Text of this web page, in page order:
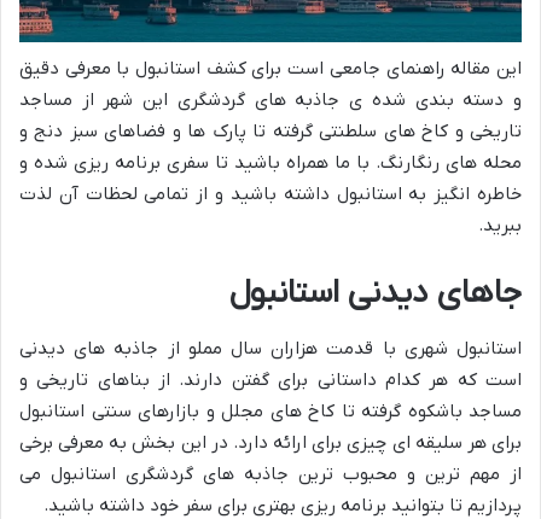
این مقاله راهنمای جامعی است برای کشف استانبول با معرفی دقیق
و دسته بندی شده ی جاذبه های گردشگری این شهر از مساجد
تاریخی و کاخ های سلطنتی گرفته تا پارک ها و فضاهای سبز دنج و
محله های رنگارنگ. با ما همراه باشید تا سفری برنامه ریزی شده و
خاطره انگیز به استانبول داشته باشید و از تمامی لحظات آن لذت
ببرید.
جاهای دیدنی استانبول
استانبول شهری با قدمت هزاران سال مملو از جاذبه های دیدنی
است که هر کدام داستانی برای گفتن دارند. از بناهای تاریخی و
مساجد باشکوه گرفته تا کاخ های مجلل و بازارهای سنتی استانبول
برای هر سلیقه ای چیزی برای ارائه دارد. در این بخش به معرفی برخی
از مهم ترین و محبوب ترین جاذبه های گردشگری استانبول می
پردازیم تا بتوانید برنامه ریزی بهتری برای سفر خود داشته باشید.